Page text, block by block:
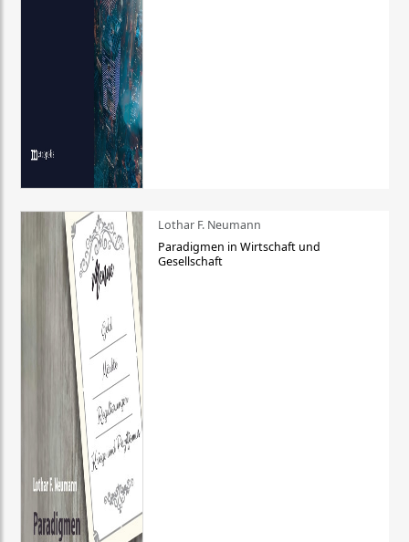
Lothar F. Neumann
Paradigmen in Wirtschaft und
Gesellschaft